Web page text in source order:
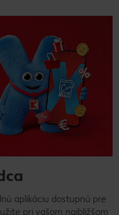
aplikáciu dostupnú pre
pri vašom najbližšom